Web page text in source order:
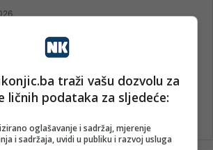
livanjskih divljih
konačno trebali dobiti zaštitu. Trenutno ih je
1000 i svake godine taj…
traži vašu dozvolu za
ličnih podataka za sljedeće:
oglašavanje i sadržaj, mjerenje
i sadržaja, uvidi u publiku i razvoj usluga